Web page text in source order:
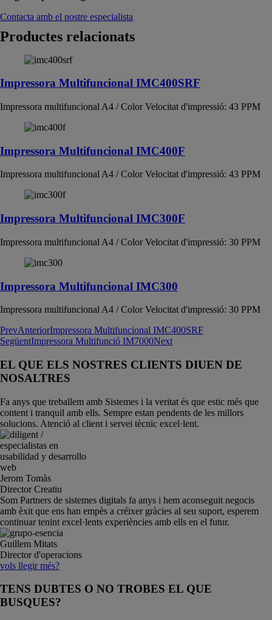
Contacta amb el nostre especialista
Productes relacionats
Impressora Multifuncional IMC400SRF
Impressora multifuncional A4 / Color Velocitat d'impressió: 43 PPM
Impressora Multifuncional IMC400F
Impressora multifuncional A4 / Color Velocitat d'impressió: 43 PPM
Impressora Multifuncional IMC300F
Impressora multifuncional A4 / Color Velocitat d'impressió: 30 PPM
Impressora Multifuncional IMC300
Impressora multifuncional A4 / Color Velocitat d'impressió: 30 PPM
PrevAnteriorImpressora Multifuncional IMC400SRF
SegüentImpressora Multifunció IM7000Next
EL QUE ELS NOSTRES CLIENTS DIUEN DE
NOSALTRES
Fa anys que treballem amb Sistemes i la veritat és que estic més que
content i tranquil amb ells. Sempre estan pendents de les millors
solucions. Atenció al client i servei tècnic excel·lent.
Jerom Tomàs
Director Creatiu
Som Partners de sistemes digitals fa anys i hem aconseguit negocis
amb èxit que ens han empès a créixer gràcies al seu suport, esperem
continuar tenint excel·lents experiències amb ells en el futur.
Guillem Mitats
Director d'operacions
vols llegir més?
TENS DUBTES O NO TROBES EL QUE
BUSQUES?